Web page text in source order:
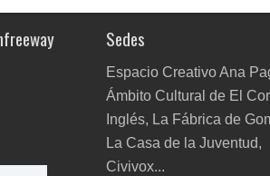
Sedes
Espacio Creativo Ana
Ámbito Cultural de El
Inglés, La Fábrica de
La Casa de la Juventud,
Civivox...